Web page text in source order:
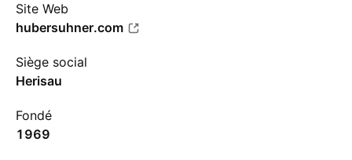
Site Web
hubersuhner.com
Siège social
Herisau
Fondé
1969